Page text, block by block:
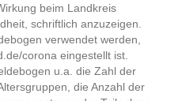
beim Landkreis
schriftlich anzuzeigen.
verwendet werden,
corona eingestellt ist.
u.a. die Zahl der
die Anzahl der